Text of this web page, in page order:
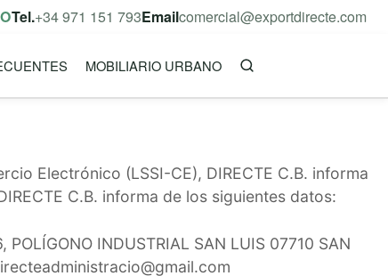
Tel.+34 971 151 793Emailcomercial@exportdirecte.com
MOBILIARIO URBANO
Electrónico (LSSI-CE), DIRECTE C.B. informa
C.B. informa de los siguientes datos:
INDUSTRIAL SAN LUIS 07710 SAN